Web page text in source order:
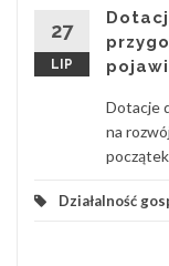
27
LIP
Dotacje
na
Działalność